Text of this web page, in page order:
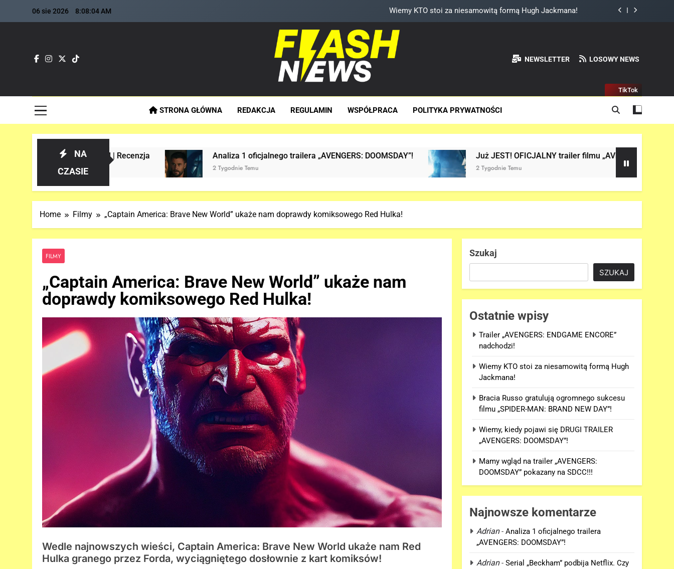
06 sie 2026 8:08:05 AM Bracia Russo gratulują ogromnego sukcesu filmu „SPIDER-MAN: BRAND NEW DAY”!
Wiemy, kiedy pojawi się DRUGI TRAILER „AVENGERS: DOOMSDAY”!
Trailer „AVENGERS: ENDGAME ENCORE” nadchodzi!
Bracia Russo gratulują ogromnego sukcesu filmu „SPIDER-MAN: BRAND NEW DAY”!
Flash News
Najszybsza Dawka Newsów W Sieci
NEWSLETTER LOSOWY NEWS
STRONA GŁÓWNA REDAKCJA REGULAMIN WSPÓŁPRACA POLITYKA PRYWATNOŚCI
TikTok
NA
CZASIE
| Recenzja Analiza 1 oficjalnego trailera „AVENGERS: DOOMSDAY”!
2 Tygodnie Temu
Już JEST! OFICJALNY trailer filmu „AVENGERS: DOOMSDAY” w sieci!
2 Tygodnie Temu
Home Filmy „Captain America: Brave New World” ukaże nam doprawdy komiksowego Red Hulka!
FILMY
„Captain America: Brave New World” ukaże nam
doprawdy komiksowego Red Hulka!
Wedle najnowszych wieści, Captain America: Brave New World ukaże nam Red
Hulka granego przez Forda, wyciągniętego dosłownie z kart komiksów!
Szukaj
SZUKAJ
Ostatnie wpisy
Trailer „AVENGERS: ENDGAME ENCORE”
nadchodzi!
Wiemy KTO stoi za niesamowitą formą Hugh
Jackmana!
Bracia Russo gratulują ogromnego sukcesu
filmu „SPIDER-MAN: BRAND NEW DAY”!
Wiemy, kiedy pojawi się DRUGI TRAILER
„AVENGERS: DOOMSDAY”!
Mamy wgląd na trailer „AVENGERS:
DOOMSDAY” pokazany na SDCC!!!
Najnowsze komentarze
Adrian-Analiza 1 oficjalnego trailera
„AVENGERS: DOOMSDAY”!
Adrian-Serial „Beckham” podbija Netflix. Czy